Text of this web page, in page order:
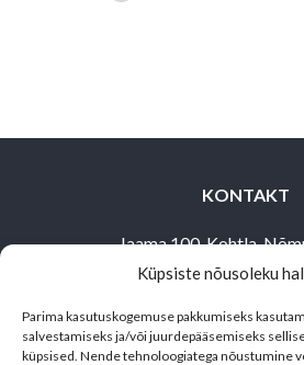
Küpsiste nõusoleku
Parima kasutuskogemuse pakkumiseks
salvestamiseks ja/või juurdepääsemiseks
küpsised. Nende tehnoloogiatega nõustumine
KONTAKT
Jaama 100, Kohtla-
Toila vald,
30503 Ida-